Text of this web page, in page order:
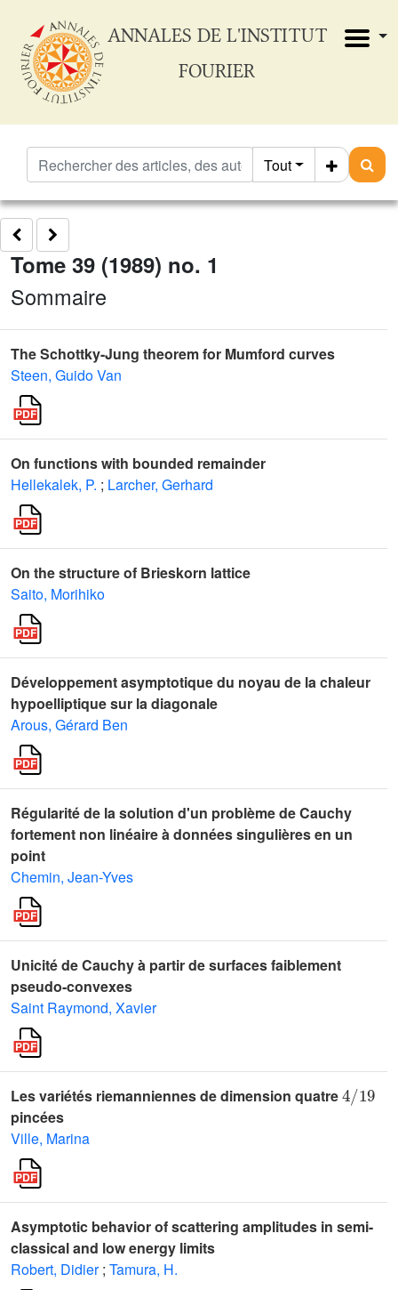
ANNALES DE L'INSTITUT
FOURIER
Tout
Tome 39 (1989) no. 1
Sommaire
The Schottky-Jung theorem for Mumford curves
Steen, Guido Van
On functions with bounded remainder
Hellekalek, P. ; Larcher, Gerhard
On the structure of Brieskorn lattice
Saito, Morihiko
Développement asymptotique du noyau de la chaleur
hypoelliptique sur la diagonale
Arous, Gérard Ben
Régularité de la solution d'un problème de Cauchy
fortement non linéaire à données singulières en un
point
Chemin, Jean-Yves
Unicité de Cauchy à partir de surfaces faiblement
pseudo-convexes
Saint Raymond, Xavier
Les variétés riemanniennes de dimension quatre
19
pincées
Ville, Marina
Asymptotic behavior of scattering amplitudes in semi-
classical and low energy limits
Robert, Didier ; Tamura, H.